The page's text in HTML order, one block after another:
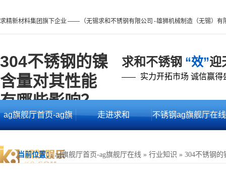
求精新材料集团旗下企业 —— （无锡求和不锈钢有限公司 - 雄狮机械制造（无锡）有
304不锈钢的镍
含量对其性能
有哪些影响？ -
ag旗舰厅首页
求和不锈钢 “效”迎
—— 实力开拓市场 诚信赢得
ag旗舰厅首页-ag旗 走进求和 不锈钢ag旗舰厅在线
当前位置： ag旗舰厅首页-ag旗舰厅在线 » 行业知识 » 304不锈钢